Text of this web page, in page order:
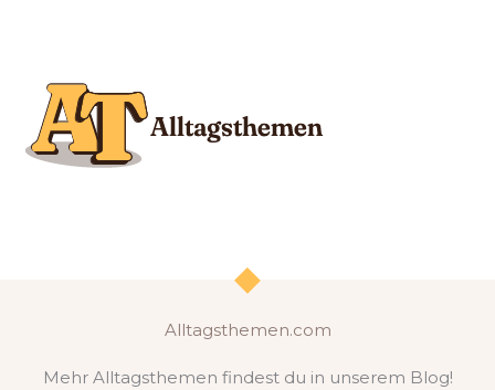
Alltagsthemen.com
Mehr Alltagsthemen findest du in unserem Blog!